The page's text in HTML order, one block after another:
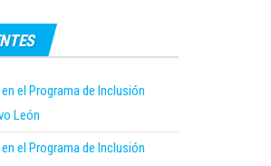
el Programa de Inclusión
León
el Programa de Inclusión